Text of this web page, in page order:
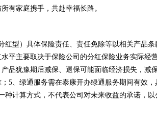
有家庭携手，共赴幸福长路。
红型）具体保险责任、责任免除等以相关产品条
平主要取决于保险公司的分红保险业务实际经
品犹豫期后减保、退保可能面临经济损失，减
5、绿通服务需在泰康开办绿通服务期间有效，
计算方式，不代表公司对未来收益的承诺，以